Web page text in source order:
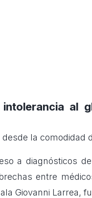
intolerancia al
la comodidad
a diagnósticos
entre
Giovanni Larrea,